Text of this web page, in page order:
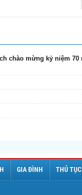
chào mừng kỷ niệm 70
GIA ĐÌNH THỦ